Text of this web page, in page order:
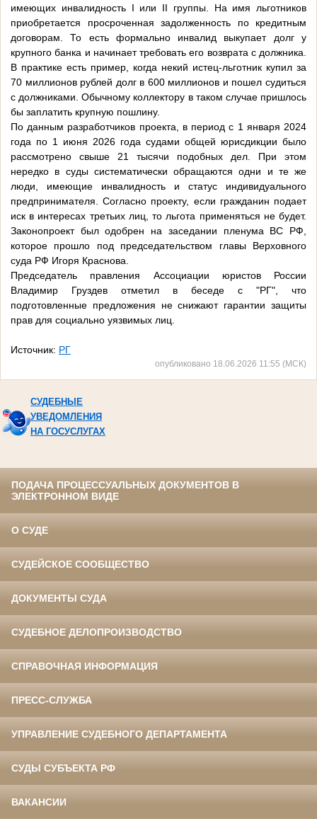
имеющих инвалидность I или II группы. На имя льготников
приобретается просроченная задолженность по кредитным
договорам. То есть формально инвалид выкупает долг у
крупного банка и начинает требовать его возврата с должника.
В практике есть пример, когда некий истец-льготник купил за
70 миллионов рублей долг в 600 миллионов и пошел судиться
с должниками. Обычному коллектору в таком случае пришлось
бы заплатить крупную пошлину.
По данным разработчиков проекта, в период с 1 января 2024
года по 1 июня 2026 года судами общей юрисдикции было
рассмотрено свыше 21 тысячи подобных дел. При этом
нередко в суды систематически обращаются одни и те же
люди, имеющие инвалидность и статус индивидуального
предпринимателя. Согласно проекту, если гражданин подает
иск в интересах третьих лиц, то льгота применяться не будет.
Законопроект был одобрен на заседании пленума ВС РФ,
которое прошло под председательством главы Верховного
суда РФ Игоря Краснова.
Председатель правления Ассоциации юристов России
Владимир Груздев отметил в беседе с "РГ", что
подготовленные предложения не снижают гарантии защиты
прав для социально уязвимых лиц.
Источник: РГ
опубликовано 18.06.2026 11:55 (МСК)
СУДЕБНЫЕ
УВЕДОМЛЕНИЯ
НА ГОСУСЛУГАХ
ПОДАЧА ПРОЦЕССУАЛЬНЫХ ДОКУМЕНТОВ В
ЭЛЕКТРОННОМ ВИДЕ
О СУДЕ
СУДЕЙСКОЕ СООБЩЕСТВО
ДОКУМЕНТЫ СУДА
СУДЕБНОЕ ДЕЛОПРОИЗВОДСТВО
СПРАВОЧНАЯ ИНФОРМАЦИЯ
ПРЕСС-СЛУЖБА
УПРАВЛЕНИЕ СУДЕБНОГО ДЕПАРТАМЕНТА
СУДЫ СУБЪЕКТА РФ
ВАКАНСИИ